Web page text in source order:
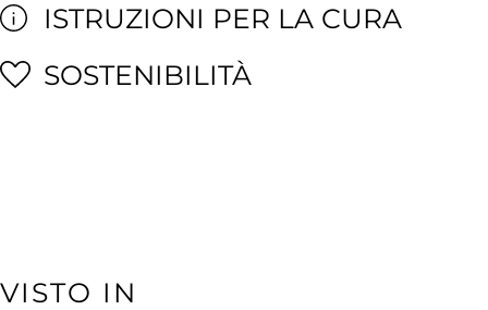
ISTRUZIONI PER LA CURA
SOSTENIBILITÀ
VISTO IN